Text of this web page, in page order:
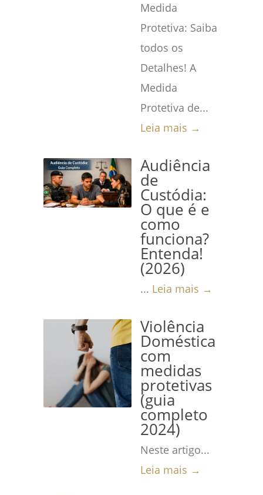
Medida
Protetiva: Saiba
todos os
Detalhes! A
Medida
Protetiva de...
Leia mais →
Audiência
de
Custódia:
O que é e
como
funciona?
Entenda!
(2026)
... Leia mais →
Violência
Doméstica
com
medidas
protetivas
(guia
completo
2024)
Neste artigo...
Leia mais →